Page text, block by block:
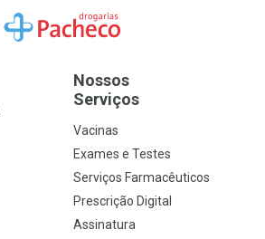
Ir para a Home
Nossos
Serviços
Vacinas
Exames e Testes
Serviços Farmacêuticos
Prescrição Digital
Assinatura